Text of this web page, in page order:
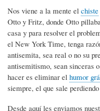
Nos viene a la mente el chiste
Otto y Fritz, donde Otto
casa y para resolver el
el New York Time, tenga
antisemita, sea real o no su
antisemitismo, sean sinceras
hacer es eliminar el humor
siempre, el que sale
Desde aquí les enviamos